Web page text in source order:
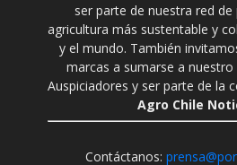
ser parte de nuestra red
agricultura más sustentable y
y el mundo. También
marcas a sumarse a
Auspiciadores y ser parte de la
Agro Chile
Contáctanos: